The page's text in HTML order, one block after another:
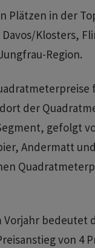
Plätzen in der
Klosters,
Region.
der
gefolgt
Andermatt
Vorjahr bedeutet
von 4